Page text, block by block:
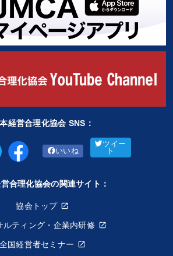
経営合理化協会 SNS：
いいね
ツイー
ト
営合理化協会の関連サイト：
協会トップ
ルティング・企業内研修
全国経営者セミナー